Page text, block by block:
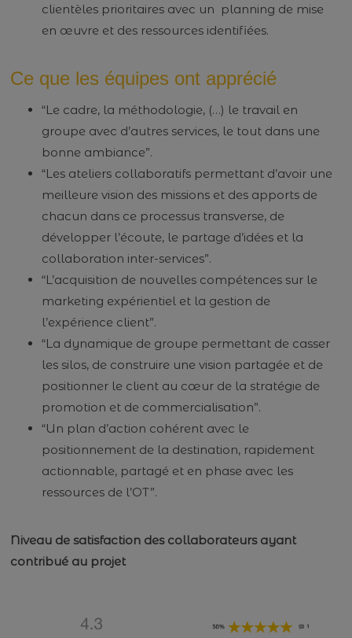
clientèles prioritaires avec un planning de mise
en œuvre et des ressources identifiées.
Ce que les équipes ont apprécié
“Le cadre, la méthodologie, (…) le travail en
groupe avec d’autres services, le tout dans une
bonne ambiance”.
“Les ateliers collaboratifs permettant d’avoir une
meilleure vision des missions et des apports de
chacun dans ce processus transverse, de
développer l’écoute, le partage d’idées et la
collaboration inter-services”.
“L’acquisition de nouvelles compétences sur le
marketing expérientiel et la gestion de
l’expérience client”.
“La dynamique de groupe permettant de casser
les silos, de construire une vision partagée et de
positionner le client au cœur de la stratégie de
promotion et de commercialisation”.
“Un plan d’action cohérent avec le
positionnement de la destination, rapidement
actionnable, partagé et en phase avec les
ressources de l’OT”.
Niveau de satisfaction des collaborateurs ayant
contribué au projet